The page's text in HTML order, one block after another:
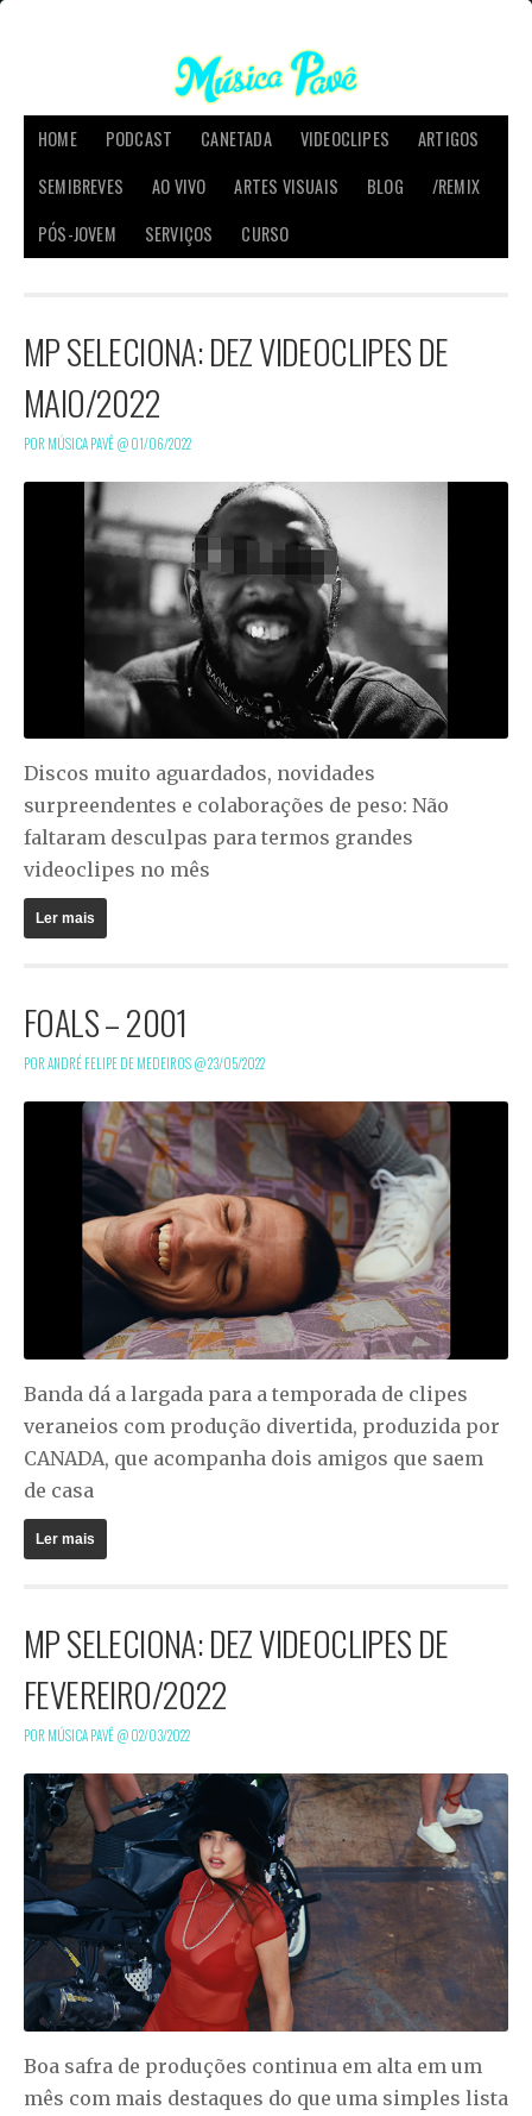
HOME PODCAST CANETADA VIDEOCLIPES
ARTIGOS
SEMIBREVES
AO VIVO ARTES VISUAIS BLOG
/REMIX
PÓS-JOVEM
SERVIÇOS CURSO
MP SELECIONA: DEZ VIDEOCLIPES DE
MAIO/2022
POR MÚSICA PAVÊ @01/06/2022
Discos muito aguardados, novidades
surpreendentes e colaborações de peso: Não
faltaram desculpas para termos grandes
videoclipes no mês
Ler mais
FOALS – 2001
POR ANDRÉ FELIPE DE MEDEIROS @23/05/2022
Banda dá a largada para a temporada de clipes
veraneios com produção divertida, produzida por
CANADA, que acompanha dois amigos que saem
de casa
Ler mais
MP SELECIONA: DEZ VIDEOCLIPES DE
FEVEREIRO/2022
POR MÚSICA PAVÊ @02/03/2022
Boa safra de produções continua em alta em um
mês com mais destaques do que uma simples lista